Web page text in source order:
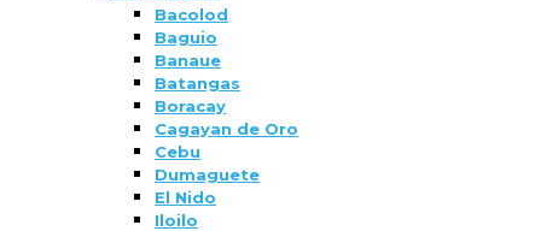
Bacolod
Baguio
Banaue
Batangas
Boracay
Cagayan de Oro
Cebu
Dumaguete
El Nido
Iloilo